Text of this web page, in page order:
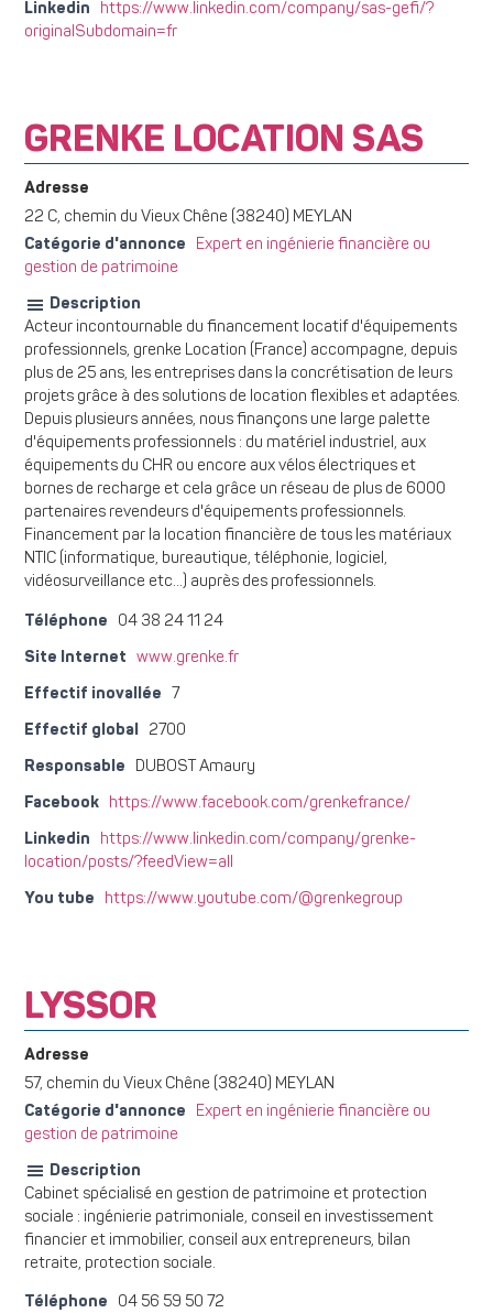
Linkedin
https://www.linkedin.com/company/sas-gefi/?
originalSubdomain=fr
GRENKE LOCATION SAS
Adresse
22 C, chemin du Vieux Chêne (38240) MEYLAN
Catégorie d'annonce
Expert en ingénierie financière ou
gestion de patrimoine
Description
Acteur incontournable du financement locatif d'équipements
professionnels, grenke Location (France) accompagne, depuis
plus de 25 ans, les entreprises dans la concrétisation de leurs
projets grâce à des solutions de location flexibles et adaptées.
Depuis plusieurs années, nous finançons une large palette
d'équipements professionnels : du matériel industriel, aux
équipements du CHR ou encore aux vélos électriques et
bornes de recharge et cela grâce un réseau de plus de 6000
partenaires revendeurs d'équipements professionnels.
Financement par la location financière de tous les matériaux
NTIC (informatique, bureautique, téléphonie, logiciel,
vidéosurveillance etc…) auprès des professionnels.
Téléphone 04 38 24 11 24
Site Internet www.grenke.fr
Effectif inovallée 7
Effectif global 2700
Responsable DUBOST Amaury
Facebook https://www.facebook.com/grenkefrance/
Linkedin
https://www.linkedin.com/company/grenke-
location/posts/?feedView=all
You tube https://www.youtube.com/@grenkegroup
LYSSOR
Adresse
57, chemin du Vieux Chêne (38240) MEYLAN
Catégorie d'annonce
Expert en ingénierie financière ou
gestion de patrimoine
Description
Cabinet spécialisé en gestion de patrimoine et protection
sociale : ingénierie patrimoniale, conseil en investissement
financier et immobilier, conseil aux entrepreneurs, bilan
retraite, protection sociale.
Téléphone 04 56 59 50 72